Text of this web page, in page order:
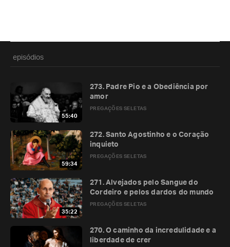
episódios
55:40
PREGAÇÕES SELETAS
273. Padre Pio e a Obediência por
amor
59:34
PREGAÇÕES SELETAS
272. Santo Agostinho e o Coração
inquieto
35:22
PREGAÇÕES SELETAS
271. Alvejados pelo Sangue do
Cordeiro e pelos dardos do mundo
270. O caminho da incredulidade e a
liberdade de crer